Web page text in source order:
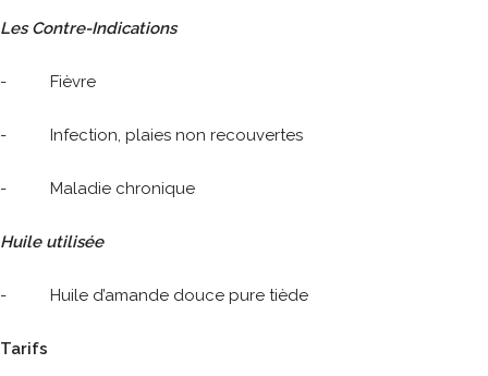
Les Contre-Indications
- Fièvre
- Infection, plaies non recouvertes
- Maladie chronique
Huile utilisée
- Huile d’amande douce pure tiède
Tarifs